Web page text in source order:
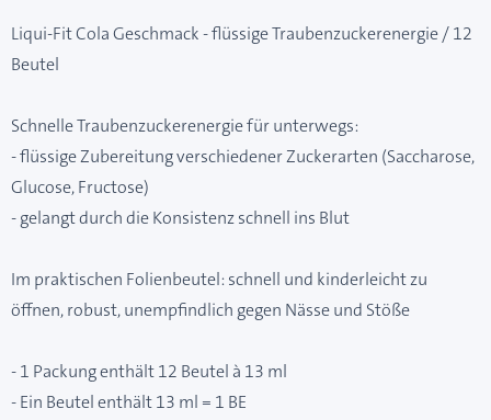
Liqui-Fit Cola Geschmack - flüssige Traubenzuckerenergie / 12
Beutel
Schnelle Traubenzuckerenergie für unterwegs:
- flüssige Zubereitung verschiedener Zuckerarten (Saccharose,
Glucose, Fructose)
- gelangt durch die Konsistenz schnell ins Blut
Im praktischen Folienbeutel: schnell und kinderleicht zu
öffnen, robust, unempfindlich gegen Nässe und Stöße
- 1 Packung enthält 12 Beutel à 13 ml
- Ein Beutel enthält 13 ml = 1 BE